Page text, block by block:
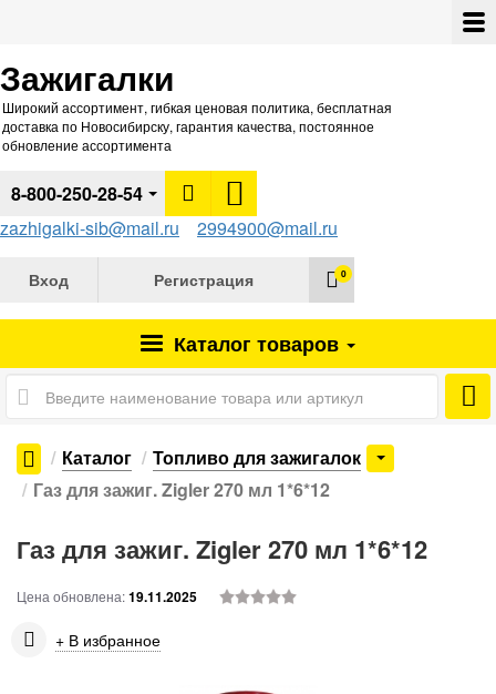
Зажигалки
Широкий ассортимент, гибкая ценовая политика, бесплатная
доставка по Новосибирску, гарантия качества, постоянное
обновление ассортимента
8-800-250-28-54
zazhigalki-sib@mail.ru
2994900@mail.ru
Вход Регистрация 0
Каталог товаров
Каталог
Топливо для зажигалок
Газ для зажиг. Zigler 270 мл 1*6*12
Газ для зажиг. Zigler 270 мл 1*6*12
Цена обновлена:19.11.2025